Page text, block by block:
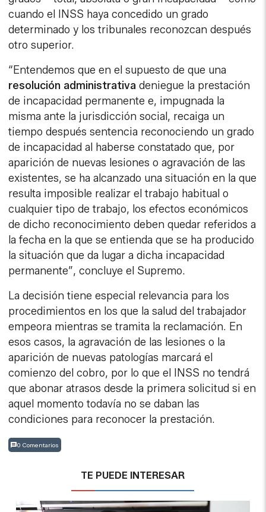
cuando el INSS haya concedido un grado
determinado y los tribunales reconozcan después
otro superior.
“Entendemos que en el supuesto de que una
resolución administrativadeniegue la prestación
de incapacidad permanente e, impugnada la
misma ante la jurisdicción social, recaiga un
tiempo después sentencia reconociendo un grado
de incapacidad al haberse constatado que, por
aparición de nuevas lesiones o agravación de las
existentes, se ha alcanzado una situación en la que
resulta imposible realizar el trabajo habitual o
cualquier tipo de trabajo, los efectos económicos
de dicho reconocimiento deben quedar referidos a
la fecha en la que se entienda que se ha producido
la situación que da lugar a dicha incapacidad
permanente”, concluye el Supremo.
La decisión tiene especial relevancia para los
procedimientos en los que la salud del trabajador
empeora mientras se tramita la reclamación. En
esos casos, la agravación de las lesiones o la
aparición de nuevas patologías marcará el
comienzo del cobro, por lo que el INSS no tendrá
que abonar atrasos desde la primera solicitud si en
aquel momento todavía no se daban las
condiciones para reconocer la prestación.
0 Comentarios
TE PUEDE INTERESAR